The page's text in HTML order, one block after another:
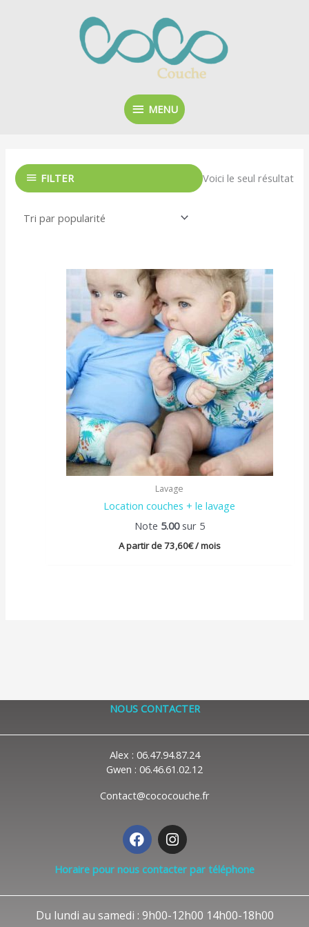
MENU
MENU
FILTER Voici le seul résultat
Lavage
Location couches + le lavage
Note 5.00sur 5
A partir de73,60€/ mois
NOUS CONTACTER
Alex : 06.47.94.87.24
Gwen : 06.46.61.02.12
Contact@cococouche.fr
F
a
c
e
o
I
n
s
t
r
Horaire pour nous contacter par téléphone
Du lundi au samedi : 9h00-12h00 14h00-18h00